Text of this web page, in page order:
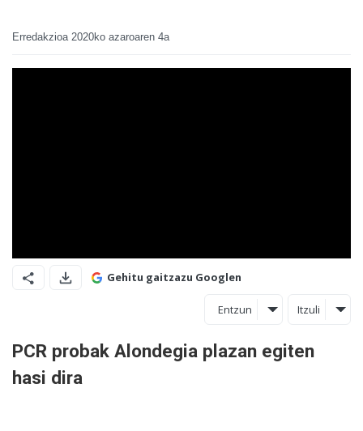
Erredakzioa 2020ko azaroaren 4a
Gehitu gaitzazu Googlen
Entzun Itzuli
PCR probak Alondegia plazan egiten
hasi dira